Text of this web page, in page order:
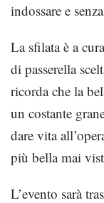
indossare e
La sfilata è a
di passerella
ricorda che la
un costante
dare vita
più bella mai
L’evento sarà